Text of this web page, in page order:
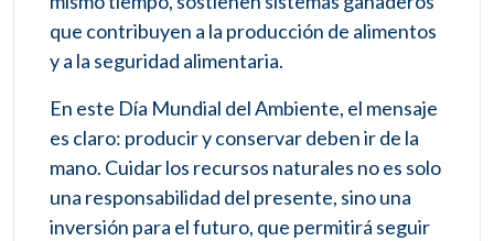
que contribuyen a la producción de alimentos
y a la seguridad alimentaria.
En este Día Mundial del Ambiente, el mensaje
es claro: producir y conservar deben ir de la
mano. Cuidar los recursos naturales no es solo
una responsabilidad del presente, sino una
inversión para el futuro, que permitirá seguir